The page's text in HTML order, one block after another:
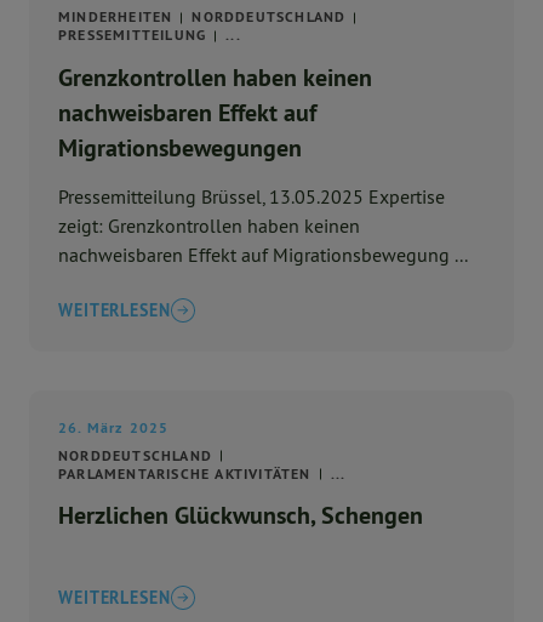
MINDERHEITEN
NORDDEUTSCHLAND
PRESSEMITTEILUNG
...
Grenzkontrollen haben keinen
nachweisbaren Effekt auf
Migrationsbewegungen
Pressemitteilung Brüssel, 13.05.2025 Expertise
zeigt: Grenzkontrollen haben keinen
nachweisbaren Effekt auf Migrationsbewegung ...
WEITERLESEN
26. März 2025
NORDDEUTSCHLAND
PARLAMENTARISCHE AKTIVITÄTEN
...
Herzlichen Glückwunsch, Schengen
WEITERLESEN